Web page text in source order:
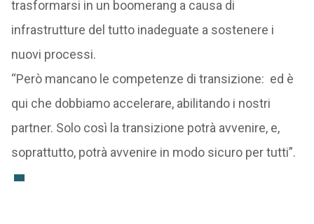
trasformarsi in un boomerang a causa di
infrastrutture del tutto inadeguate a sostenere i
nuovi processi.
“Però mancano le competenze di transizione: ed è
qui che dobbiamo accelerare, abilitando i nostri
partner. Solo così la transizione potrà avvenire, e,
soprattutto, potrà avvenire in modo sicuro per tutti”.